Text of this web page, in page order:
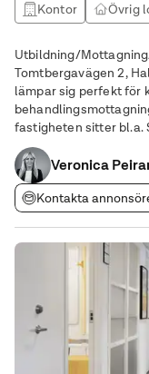
Kontor Övrig
Utbildning/
Tomtbergavägen 2,
lämpar sig perfekt för
fastigheten sitter bl.a.
samt vuxenutbildning. Lokalen består av en bra mix av kontors-
och mötesrum i olika
Veronica
Kontakta